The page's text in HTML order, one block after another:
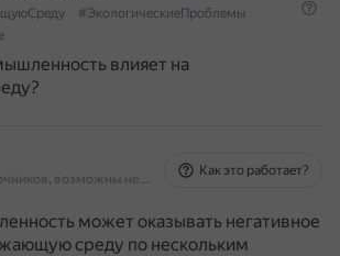
#ЭкологическиеПроблемы
влияет на
На основе источников, возможны неточности
Как это работает?
может оказывать негативное
среду по нескольким